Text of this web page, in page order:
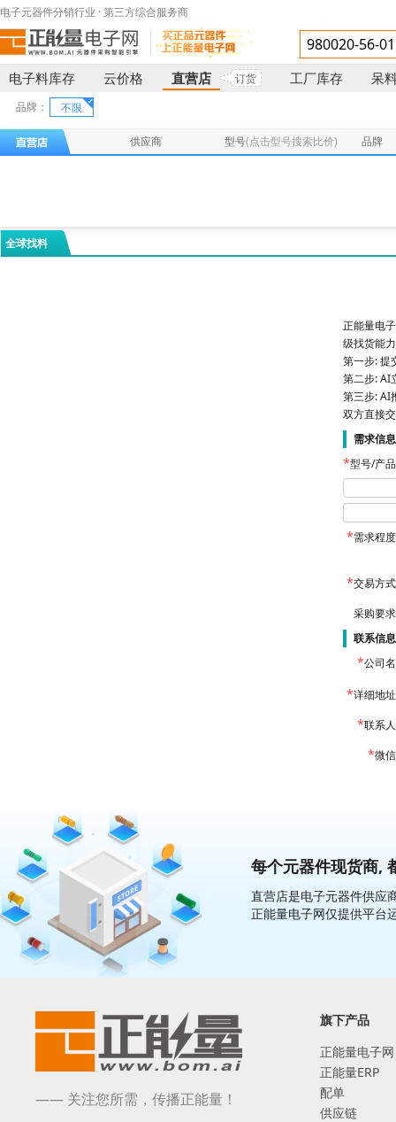
电子元器件分销行业 · 第三方综合服务商
电子料库存 云价格 直营店 订货 工厂库存 呆
品牌： 不限
供应商 型号(点击型号搜索比价) 品牌
全球找料
正能量电
级找货能
第一步: 提
第二步: AI
第三步: AI
双方直接
需求信息
型号/产
需求程
交易方
采购要
联系信息
公司
详细地
联系
微
每个元器件现货商,
直营店是电子元器件供应
正能量电子网仅提供平台
—— 关注您所需，传播正能量！
旗下产品
正能量电子网
正能量ERP
配单
供应链